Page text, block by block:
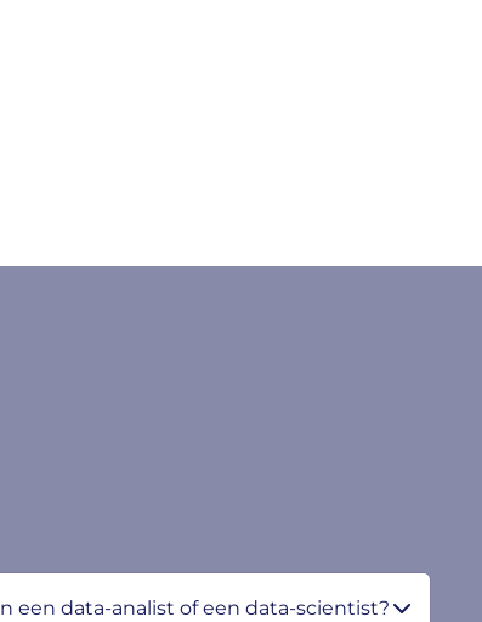
een data-analist of een data-scientist?